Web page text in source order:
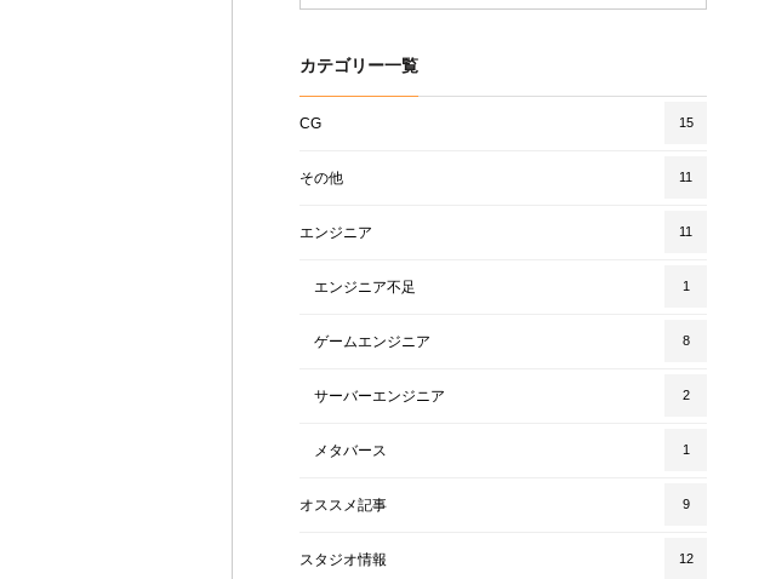
カテゴリー一覧
CG 15
その他 11
エンジニア 11
エンジニア不足 1
ゲームエンジニア 8
サーバーエンジニア 2
メタバース 1
オススメ記事 9
スタジオ情報 12